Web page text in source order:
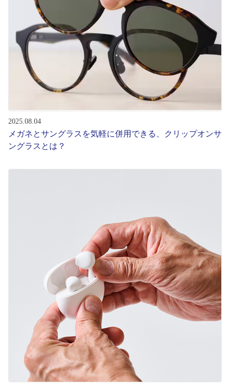
会社情報
会社概要
パリミキについて
お問い合わせ
English
2025.08.04
メガネとサングラスを気軽に併用できる、クリップオンサ
ングラスとは？